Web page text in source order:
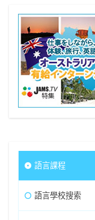
語言課程
語言學校搜索